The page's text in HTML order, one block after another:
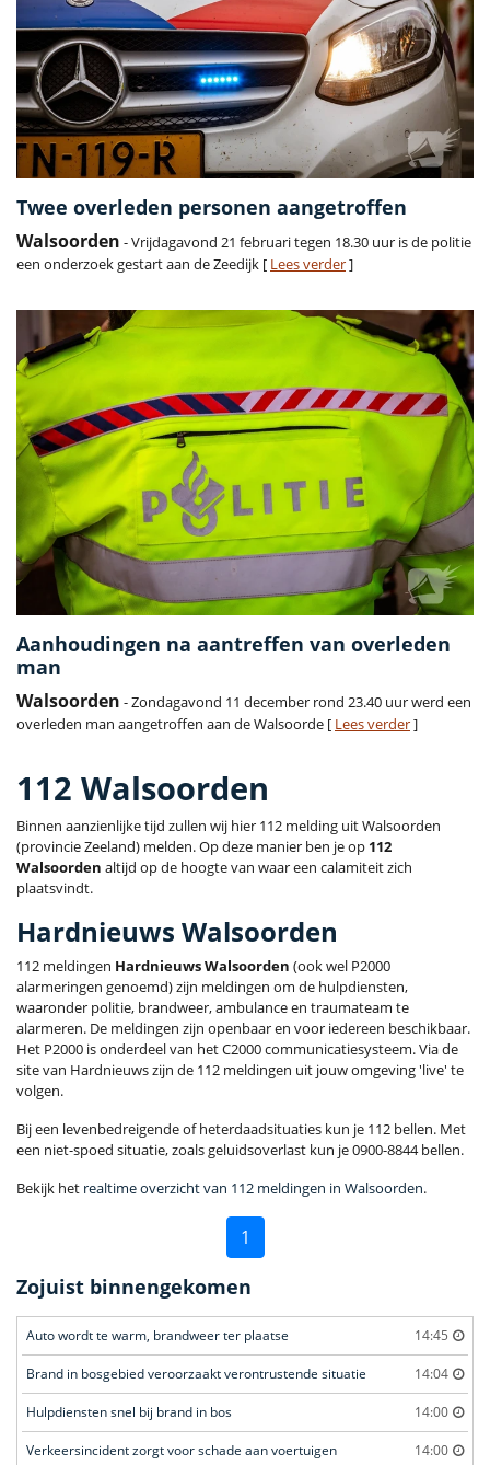
Twee overleden personen aangetroffen
Walsoorden - Vrijdagavond 21 februari tegen 18.30 uur is de politie
een onderzoek gestart aan de Zeedijk [ Lees verder]
Aanhoudingen na aantreffen van overleden
man
Walsoorden - Zondagavond 11 december rond 23.40 uur werd een
overleden man aangetroffen aan de Walsoorde [ Lees verder]
112 Walsoorden
Binnen aanzienlijke tijd zullen wij hier 112 melding uit Walsoorden
(provincie Zeeland) melden. Op deze manier ben je op 112
Walsoorden altijd op de hoogte van waar een calamiteit zich
plaatsvindt.
Hardnieuws Walsoorden
112 meldingen Hardnieuws Walsoorden (ook wel P2000
alarmeringen genoemd) zijn meldingen om de hulpdiensten,
waaronder politie, brandweer, ambulance en traumateam te
alarmeren. De meldingen zijn openbaar en voor iedereen beschikbaar.
Het P2000 is onderdeel van het C2000 communicatiesysteem. Via de
site van Hardnieuws zijn de 112 meldingen uit jouw omgeving 'live' te
volgen.
Bij een levenbedreigende of heterdaadsituaties kun je 112 bellen. Met
een niet-spoed situatie, zoals geluidsoverlast kun je 0900-8844 bellen.
Bekijk het realtime overzicht van 112 meldingen in Walsoorden.
1
Zojuist binnengekomen
Auto wordt te warm, brandweer ter plaatse 14:45
Brand in bosgebied veroorzaakt verontrustende situatie 14:04
Hulpdiensten snel bij brand in bos 14:00
Verkeersincident zorgt voor schade aan voertuigen 14:00